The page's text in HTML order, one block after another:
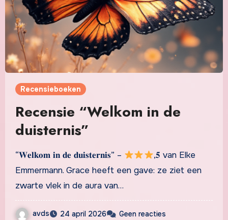
Recensieboeken
Recensie “Welkom in de
duisternis”
“𝐖𝐞𝐥𝐤𝐨𝐦 𝐢𝐧 𝐝𝐞 𝐝𝐮𝐢𝐬𝐭𝐞𝐫𝐧𝐢𝐬” –
,𝟓 van Elke
Emmermann. Grace heeft een gave: ze ziet een
zwarte vlek in de aura van…
avds 24 april 2026 Geen reacties